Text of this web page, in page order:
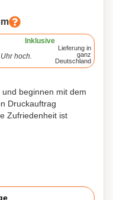
Inklusive
hoch.
Lieferung in
ganz
Deutschland
beginnen mit dem
Druckauftrag
Zufriedenheit ist